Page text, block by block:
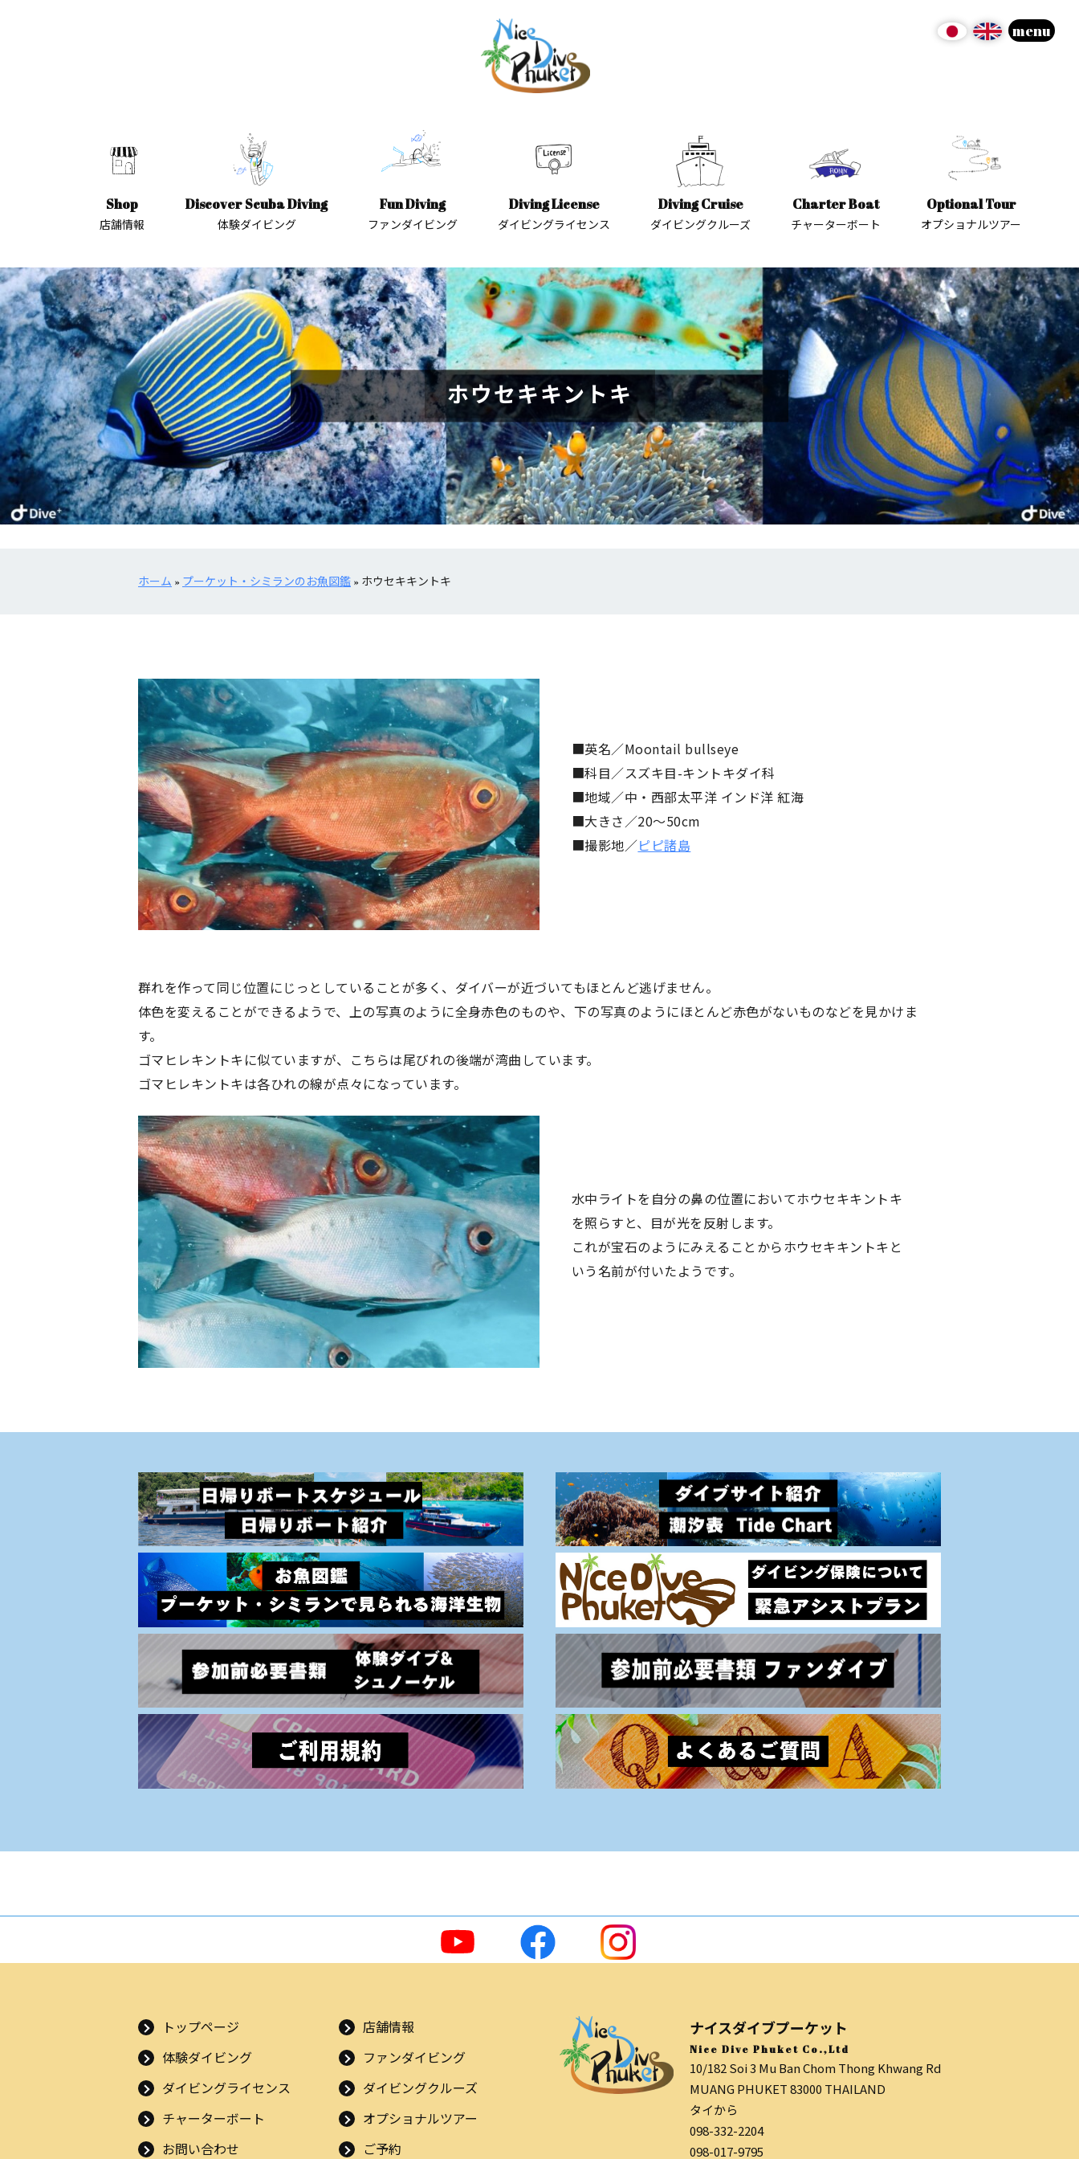
Shop
店舗情報
Discover Scuba Diving
体験ダイビング
Fun Diving
ファンダイビング
Diving License
ダイビングライセンス
Diving Cruise
ダイビングクルーズ
Charter Boat
チャーターボート
Optional Tour
オプショナルツアー
ホウセキキントキ
ホーム » プーケット・シミランのお魚図鑑 » ホウセキキントキ
■英名／Moontail bullseye
■科目／スズキ目-キントキダイ科
■地域／中・西部太平洋 インド洋 紅海
■大きさ／20〜50cm
■撮影地／ピピ諸島
群れを作って同じ位置にじっとしていることが多く、ダイバーが近づいてもほとんど逃げません。
体色を変えることができるようで、上の写真のように全身赤色のものや、下の写真のようにほとんど赤色がないものなどを見かけま
す。
ゴマヒレキントキに似ていますが、こちらは尾びれの後端が湾曲しています。
ゴマヒレキントキは各ひれの線が点々になっています。
水中ライトを自分の鼻の位置においてホウセキキントキ
を照らすと、目が光を反射します。
これが宝石のようにみえることからホウセキキントキと
いう名前が付いたようです。
トップページ
店舗情報
体験ダイビング
ファンダイビング
ダイビングライセンス
ダイビングクルーズ
チャーターボート
オプショナルツアー
お問い合わせ
ご予約
ナイスダイブプーケット
Nice Dive Phuket Co.,Ltd
10/182 Soi 3 Mu Ban Chom Thong Khwang Rd
MUANG PHUKET 83000 THAILAND
タイから
098-332-2204
098-017-9795
menu